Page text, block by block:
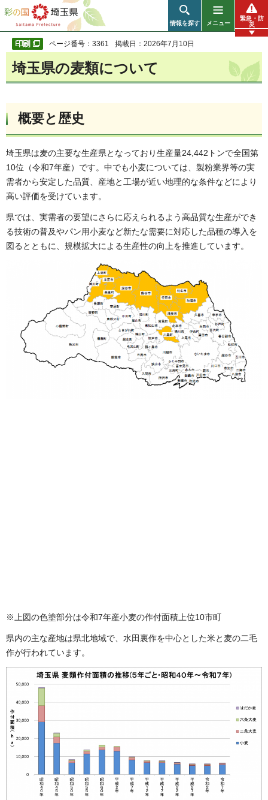
彩の国 埼玉県
情報を探す メニュー
緊急・防
災
ページ番号：3361 掲載日：2026年7月10日
埼玉県の麦類について
概要と歴史
埼玉県は麦の主要な生産県となっており生産量24,442トンで全国第
10位（令和7年産）です。中でも小麦については、製粉業界等の実
需者から安定した品質、産地と工場が近い地理的な条件などにより
高い評価を受けています。
県では、実需者の要望にさらに応えられるよう高品質な生産ができ
る技術の普及やパン用小麦など新たな需要に対応した品種の導入を
図るとともに、規模拡大による生産性の向上を推進しています。
※上図の色塗部分は令和7年産小麦の作付面積上位10市町
県内の主な産地は県北地域で、水田裏作を中心とした米と麦の二毛
作が行われています。